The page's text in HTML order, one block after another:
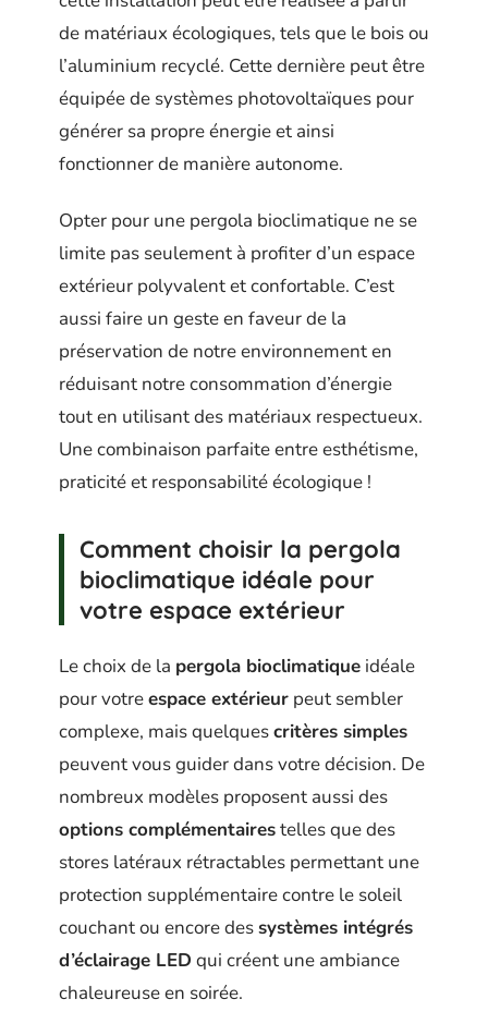
de matériaux écologiques, tels que le bois ou
l’aluminium recyclé. Cette dernière peut être
équipée de systèmes photovoltaïques pour
générer sa propre énergie et ainsi
fonctionner de manière autonome.
Opter pour une pergola bioclimatique ne se
limite pas seulement à profiter d’un espace
extérieur polyvalent et confortable. C’est
aussi faire un geste en faveur de la
préservation de notre environnement en
réduisant notre consommation d’énergie
tout en utilisant des matériaux respectueux.
Une combinaison parfaite entre esthétisme,
praticité et responsabilité écologique !
Comment choisir la pergola
bioclimatique idéale pour
votre espace extérieur
Le choix de la pergola bioclimatique idéale
pour votreespace extérieur peut sembler
complexe, mais quelquescritères simples
peuvent vous guider dans votre décision. De
nombreux modèles proposent aussi des
options complémentairestelles que des
stores latéraux rétractables permettant une
protection supplémentaire contre le soleil
couchant ou encore dessystèmes intégrés
d’éclairage LED qui créent une ambiance
chaleureuse en soirée.